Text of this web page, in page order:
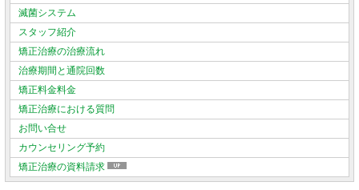
滅菌システム
スタッフ紹介
矯正治療の治療流れ
治療期間と通院回数
矯正料金料金
矯正治療における質問
お問い合せ
カウンセリング予約
矯正治療の資料請求